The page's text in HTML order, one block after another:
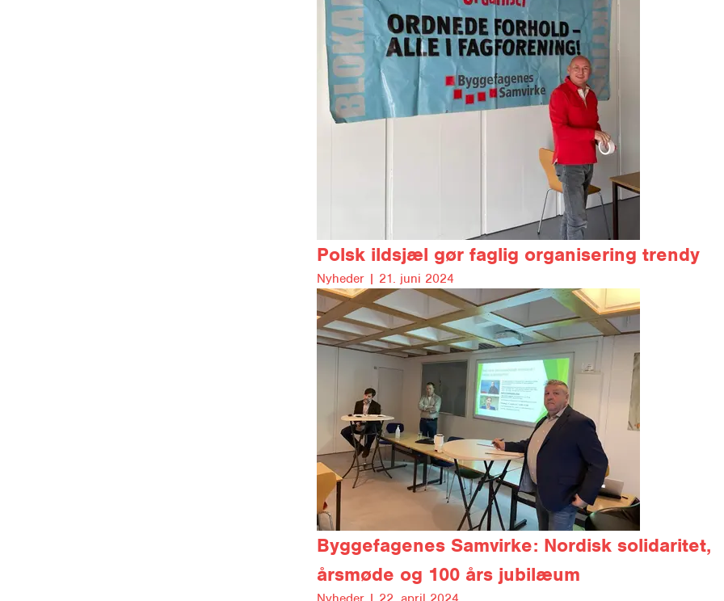
Polsk ildsjæl gør faglig organisering trendy
Nyheder | 21. juni 2024
Byggefagenes Samvirke: Nordisk solidaritet,
årsmøde og 100 års jubilæum